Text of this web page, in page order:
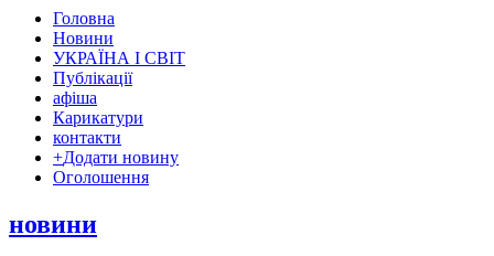
Головна
Новини
УКРАЇНА І СВІТ
Публікації
афіша
Карикатури
контакти
+Додати новину
Оголошення
новини